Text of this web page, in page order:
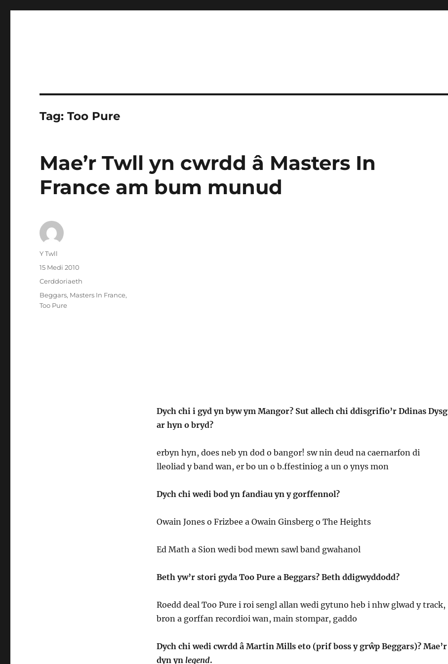
Tag:Too Pure
Mae’r Twll yn cwrdd â Masters In
France am bum munud
Dych chi i gyd yn byw ym Mangor? Sut allech chi ddisgrifio’r Ddinas Dysg
ar hyn o bryd?
erbyn hyn, does neb yn dod o bangor! sw nin deud na caernarfon di
lleoliad y band wan, er bo un o b.ffestiniog a un o ynys mon
Dych chi wedi bod yn fandiau yn y gorffennol?
Owain Jones o Frizbee a Owain Ginsberg o The Heights
Ed Math a Sion wedi bod mewn sawl band gwahanol
Beth yw’r stori gyda Too Pure a Beggars? Beth ddigwyddodd?
Roedd deal Too Pure i roi sengl allan wedi gytuno heb i nhw glwad y track,
bron a gorffan recordioi wan, main stompar, gaddo
Dych chi wedi cwrdd â Martin Mills eto (prif boss y grŵp Beggars)? Mae’r
dyn yn legend.
Awdur
Y Twll
Cofnodwyd
15 Medi 2010
Categorïau
Cerddoriaeth
Tagiau
Beggars, Masters In France,
Too Pure